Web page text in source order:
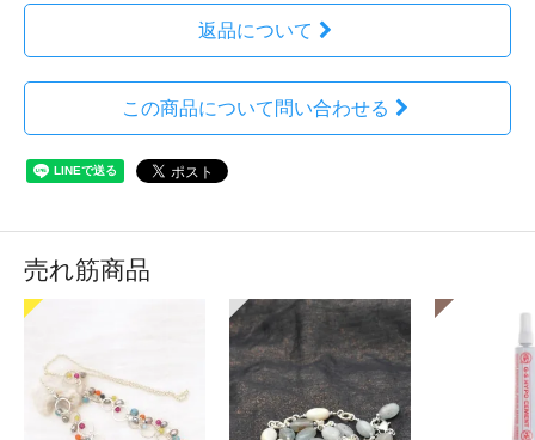
返品について
この商品について問い合わせる
売れ筋商品